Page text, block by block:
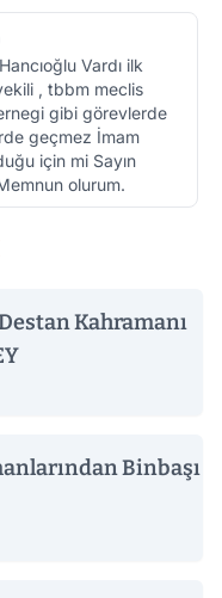
Vardı ilk
, tbbm meclis
gibi görevlerde
geçmez İmam
için mi Sayın
olurum.
Kahramanı
Binbaşı